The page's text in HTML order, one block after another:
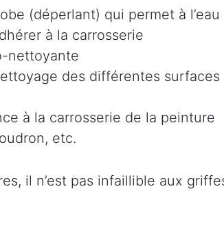
(déperlant) qui permet à l’eau
à la carrosserie
nettoyante
des différentes surfaces
à la carrosserie de la peinture
etc.
il n’est pas infaillible aux